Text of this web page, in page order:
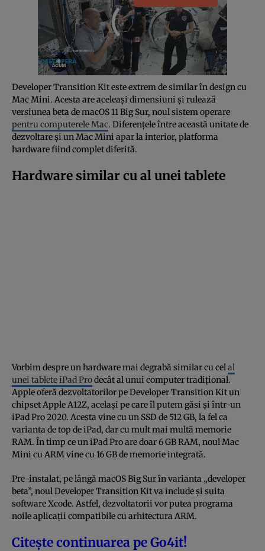
Developer Transition Kit este extrem de similar în design cu
Mac Mini. Acesta are aceleași dimensiuni și rulează
versiunea beta de macOS 11 Big Sur, noul sistem operare
pentru computerele Mac. Diferențele între această unitate de
dezvoltare și un Mac Mini apar la interior, platforma
hardware fiind complet diferită.
Hardware similar cu al unei tablete
Vorbim despre un hardware mai degrabă similar cu celal
unei tablete iPad Prodecât al unui computer tradițional.
Apple oferă dezvoltatorilor pe Developer Transition Kit un
chipset Apple A12Z, același pe care îl putem găsi și într-un
iPad Pro 2020. Acesta vine cu un SSD de 512 GB, la fel ca
varianta de top de iPad, dar cu mult mai multă memorie
RAM. În timp ce un iPad Pro are doar 6 GB RAM, noul Mac
Mini cu ARM vine cu 16 GB de memorie integrată.
Pre-instalat, pe lângă macOS Big Sur în varianta „developer
beta”, noul Developer Transition Kit va include și suita
software Xcode. Astfel, dezvoltatorii vor putea programa
noile aplicații compatibile cu arhitectura ARM.
Citește continuarea pe Go4it!